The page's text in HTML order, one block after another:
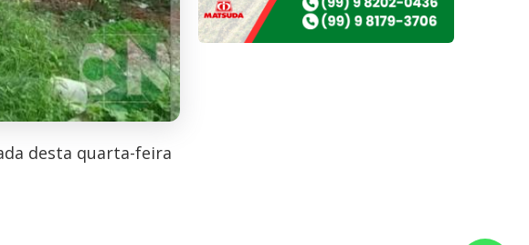
desta quarta-feira